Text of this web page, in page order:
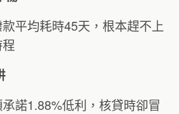
平均耗時45天，根本趕不上
諾1.88%低利，核貸時卻冒